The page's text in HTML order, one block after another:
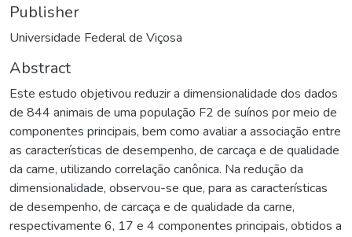
Publisher
Universidade Federal de Viçosa
Abstract
Este estudo objetivou reduzir a dimensionalidade dos dados
de 844 animais de uma população F2 de suínos por meio de
componentes principais, bem como avaliar a associação entre
as características de desempenho, de carcaça e de qualidade
da carne, utilizando correlação canônica. Na redução da
dimensionalidade, observou-se que, para as características
de desempenho, de carcaça e de qualidade da carne,
respectivamente 6, 17 e 4 componentes principais, obtidos a